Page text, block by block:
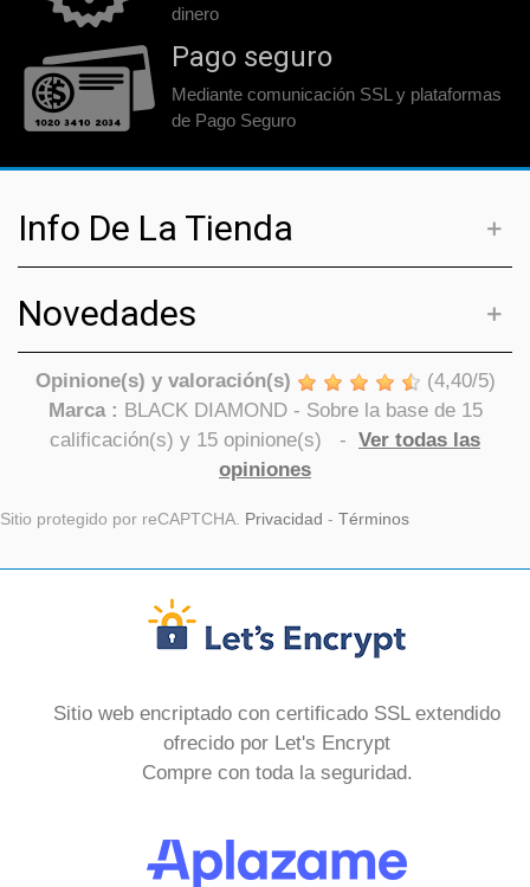
dinero
Pago seguro
Mediante comunicación SSL y plataformas
de Pago Seguro
Info De La Tienda
Novedades
Opinione(s) y valoración(s) (4,40/5)
Marca : BLACK DIAMOND- Sobre la base de 15
calificación(s) y 15 opinione(s) - Ver todas las
opiniones
Sitio protegido por reCAPTCHA. Privacidad - Términos
Sitio web encriptado con certificado SSL extendido
ofrecido por Let's Encrypt
Compre con toda la seguridad.